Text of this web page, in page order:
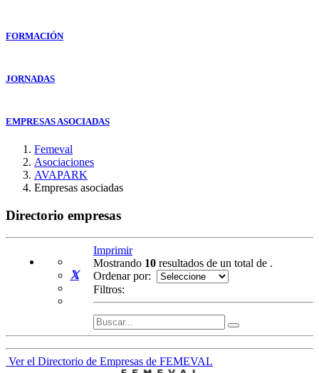
FORMACIÓN
JORNADAS
EMPRESAS ASOCIADAS
Femeval
Asociaciones
AVAPARK
Empresas asociadas
Directorio empresas
Imprimir
Mostrando 10 resultados de un total de .
Ordenar por:
Filtros:
Ver el Directorio de Empresas de FEMEVAL